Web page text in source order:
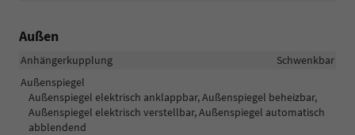
Außen
Anhängerkupplung
Schwenkbar
Außenspiegel
Außenspiegel elektrisch anklappbar, Außenspiegel beheizbar,
Außenspiegel elektrisch verstellbar, Außenspiegel automatisch
abblendend